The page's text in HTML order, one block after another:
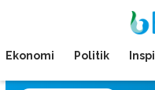
Mobile
Ekonomi Politik